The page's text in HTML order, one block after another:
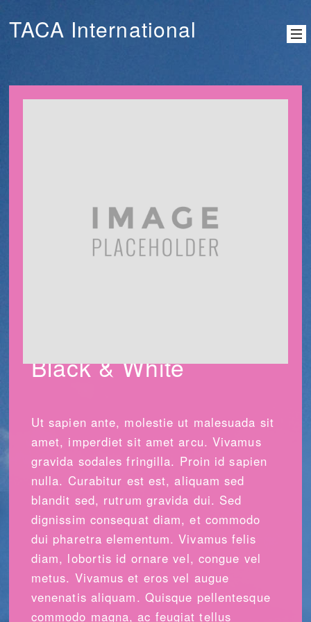
TACA International
Black & White
Ut sapien ante, molestie ut malesuada sit
amet, imperdiet sit amet arcu. Vivamus
gravida sodales fringilla. Proin id sapien
nulla. Curabitur est est, aliquam sed
blandit sed, rutrum gravida dui. Sed
dignissim consequat diam, et commodo
dui pharetra elementum. Vivamus felis
diam, lobortis id ornare vel, congue vel
metus. Vivamus et eros vel augue
venenatis aliquam. Quisque pellentesque
commodo magna, ac feugiat tellus